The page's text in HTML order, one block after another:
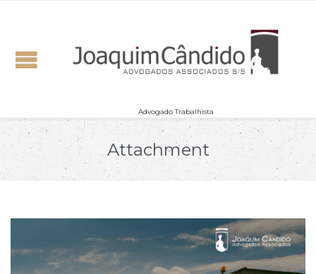
Advogado Trabalhista
Attachment